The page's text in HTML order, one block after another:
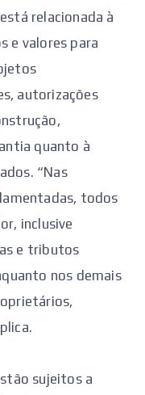
relacionada à
e valores para
autorizações
quanto à
“Nas
todos
inclusive
e tributos
nos demais
sujeitos a